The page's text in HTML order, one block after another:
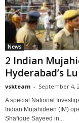
News
2 Indian
Hyderabad’s
vskteam - September 4,
A special National
Indian Mujahideen (IM)
Shafique Sayeed in...